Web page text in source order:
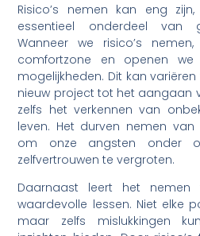
Risico’s nemen kan eng
essentieel onderdeel van
Wanneer we risico’s
comfortzone en openen
mogelijkheden. Dit kan
nieuw project tot het aangaan
zelfs het verkennen van
leven. Het durven nemen van
om onze angsten onder
zelfvertrouwen te vergroten.
Daarnaast leert het nemen
waardevolle lessen. Niet elke
maar zelfs mislukkingen